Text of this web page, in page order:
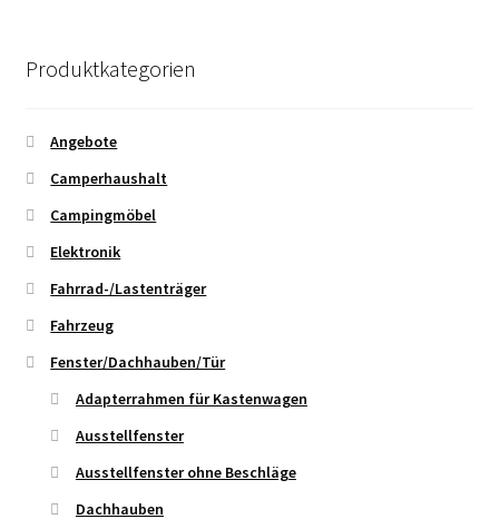
Produktkategorien
Angebote
Camperhaushalt
Campingmöbel
Elektronik
Fahrrad-/Lastenträger
Fahrzeug
Fenster/Dachhauben/Tür
Adapterrahmen für Kastenwagen
Ausstellfenster
Ausstellfenster ohne Beschläge
Dachhauben